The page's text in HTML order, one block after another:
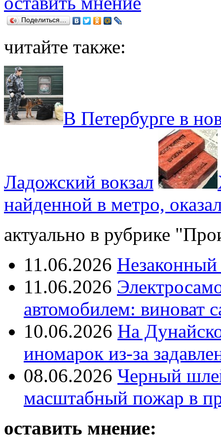
Поделиться…
читайте также:
В Петербурге в
Ладожский вокзал
найденной в метро,
актуально в рубрике
11.06.2026
11.06.2026
автомобилем: виноват
10.06.2026 На
иномарок из-за
08.06.2026 Черный
масштабный пожар в
оставить мнение: